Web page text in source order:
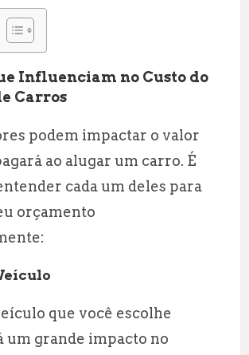
Influenciam no Custo do
Carros
podem impactar o valor
ao alugar um carro. É
cada um deles para
orçamento
que você escolhe
um grande impacto no